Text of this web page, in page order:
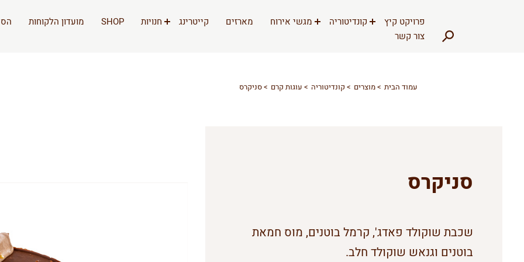
פרויקט קיץ קונדיטוריה מגשי אירוח מארזים קייטרינג חנויות SHOP מועדון הלקוחות
צור קשר
עמוד הבית מוצרים קונדיטוריה עוגות קרם סניקרס
סניקרס
שכבת שוקולד פאדג', קרמל בוטנים, מוס חמאת
בוטנים וגנאש שוקולד חלב.